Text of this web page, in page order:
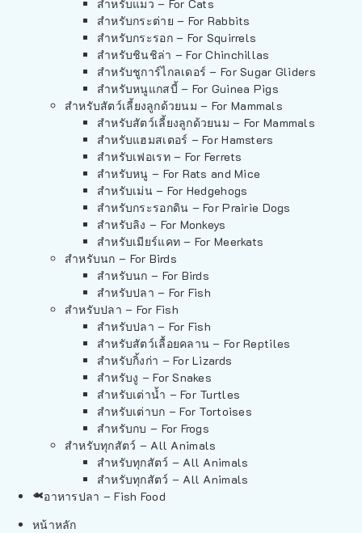
สำหรับแมว – For Cats
สำหรับกระต่าย – For Rabbits
สำหรับกระรอก – For Squirrels
สำหรับชินชิล่า – For Chinchillas
สำหรับชูการ์ไกลเดอร์ – For Sugar Gliders
สำหรับหนูแกสบี้ – For Guinea Pigs
สำหรับสัตว์เลี้ยงลูกด้วยนม – For Mammals
สำหรับสัตว์เลี้ยงลูกด้วยนม – For Mammals
สำหรับแฮมสเตอร์ – For Hamsters
สำหรับเฟอเรท – For Ferrets
สำหรับหนู – For Rats and Mice
สำหรับเม่น – For Hedgehogs
สำหรับกระรอกดิน – For Prairie Dogs
สำหรับลิง – For Monkeys
สำหรับเมียร์แคท – For Meerkats
สำหรับนก – For Birds
สำหรับนก – For Birds
สำหรับปลา – For Fish
สำหรับปลา – For Fish
สำหรับปลา – For Fish
สำหรับสัตว์เลื้อยคลาน – For Reptiles
สำหรับกิ้งก่า – For Lizards
สำหรับงู – For Snakes
สำหรับเต่าน้ำ – For Turtles
สำหรับเต่าบก – For Tortoises
สำหรับกบ – For Frogs
สำหรับทุกสัตว์ – All Animals
สำหรับทุกสัตว์ – All Animals
สำหรับทุกสัตว์ – All Animals
อาหารปลา – Fish Food
หน้าหลัก